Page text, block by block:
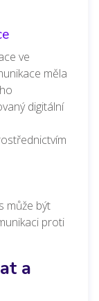
ve
měla
digitální
může být
proti
a